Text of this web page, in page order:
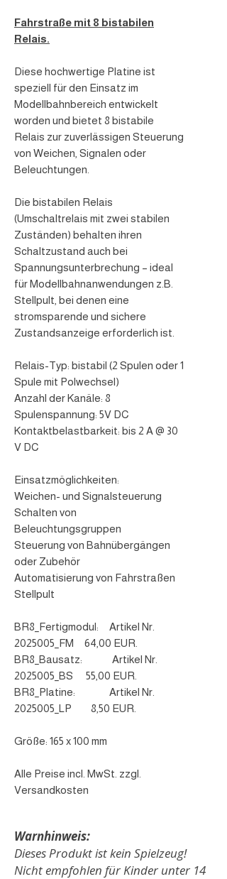
Fahrstraße mit 8 bistabilen
Relais.
Diese hochwertige Platine ist
speziell für den Einsatz im
Modellbahnbereich entwickelt
worden und bietet 8 bistabile
Relais zur zuverlässigen Steuerung
von Weichen, Signalen oder
Beleuchtungen.
Die bistabilen Relais
(Umschaltrelais mit zwei stabilen
Zuständen) behalten ihren
Schaltzustand auch bei
Spannungsunterbrechung – ideal
für Modellbahnanwendungen z.B.
Stellpult, bei denen eine
stromsparende und sichere
Zustandsanzeige erforderlich ist.
Relais-Typ: bistabil (2 Spulen oder 1
Spule mit Polwechsel)
Anzahl der Kanäle: 8
Spulenspannung: 5V DC
Kontaktbelastbarkeit: bis 2 A @ 30
V DC
Einsatzmöglichkeiten:
Weichen- und Signalsteuerung
Schalten von
Beleuchtungsgruppen
Steuerung von Bahnübergängen
oder Zubehör
Automatisierung von Fahrstraßen
Stellpult
BR8_Fertigmodul: Artikel Nr.
2025005_FM 64,00 EUR.
BR8_Bausatz: Artikel Nr.
2025005_BS 55,00 EUR.
BR8_Platine: Artikel Nr.
2025005_LP 8,50 EUR.
Größe: 165 x 100 mm
Alle Preise incl. MwSt. zzgl.
Versandkosten
Warnhinweis:
Dieses Produkt ist kein Spielzeug!
Nicht empfohlen für Kinder unter 14